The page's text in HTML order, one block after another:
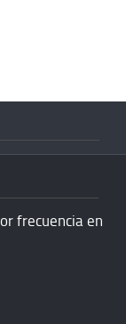
frecuencia en